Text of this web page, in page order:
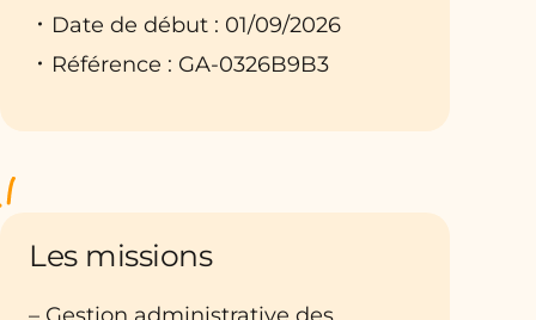
Date de début : 01/09/2026
Référence : GA-0326B9B3
Les missions
– Gestion administrative des